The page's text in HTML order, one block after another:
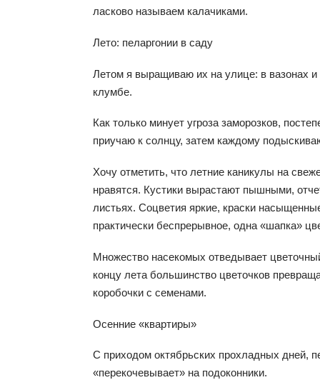
ласково называем калачиками.
Лето: пеларгонии в саду
Летом я выращиваю их на улице: в вазонах и
клумбе.
Как только минует угроза заморозков,
приучаю к солнцу, затем каждому
Хочу отметить, что летние каникулы на
нравятся. Кустики вырастают пышными,
листьях. Со­­цветия яркие, краски
практически беспрерывное, одна «шапка»
Множество насекомых отведывает
концу лета большинство цветочков
коробочки с семенами.
Осенние «квартиры»
С приходом октябрьских прохладных дней,
«перекочевывает» на подоконники.